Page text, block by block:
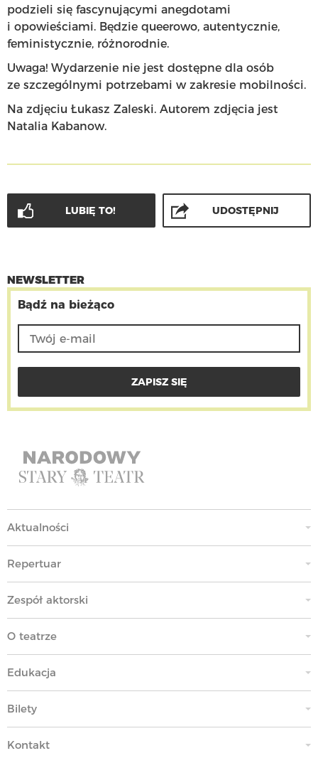
podzieli się fascynującymi anegdotami
i opowieściami. Będzie queerowo, autentycznie,
feministycznie, różnorodnie.
Uwaga! Wydarzenie nie jest dostępne dla osób
ze szczególnymi potrzebami w zakresie mobilności.
Na zdjęciu Łukasz Zaleski. Autorem zdjęcia jest
Natalia Kabanow.
LUBIĘ TO! UDOSTĘPNIJ
NEWSLETTER
Bądź na bieżąco
Aktualności
Repertuar
Zespół aktorski
O teatrze
Edukacja
Bilety
Kontakt